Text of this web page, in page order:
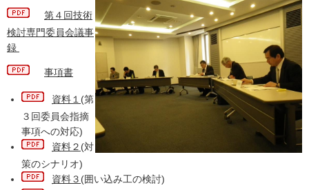
第４回技術
検討専門委員会議事
録
事項書
資料１ (第
３回委員会指摘
事項への対応)
資料２ (対
策のシナリオ)
資料３ (囲い込み工の検討)